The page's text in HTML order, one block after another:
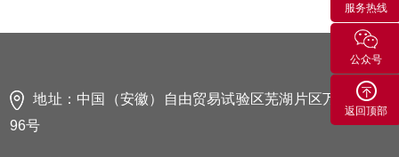
ER155-3200F 机器人运动范围图 V1.1.PDF.pdf
地址：中国（安徽）自由贸易试验区芜湖片区万春东路
96号
服务热线
公众号
返回顶部